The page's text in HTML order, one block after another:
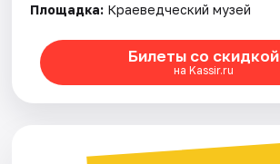
Площадка: Краеведческий музей
Билеты со скидкой
на Kassir.ru